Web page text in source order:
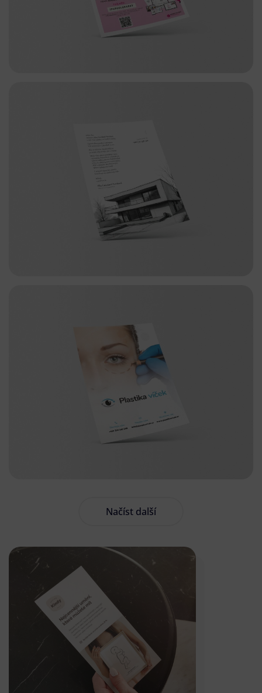
Načíst další